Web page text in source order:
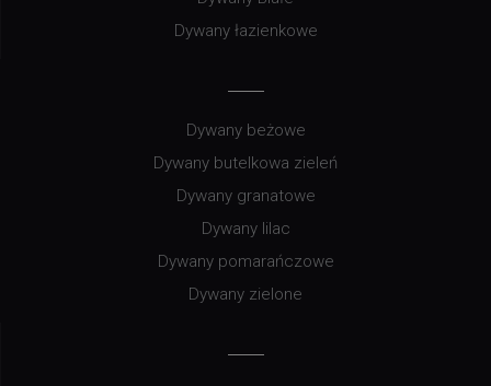
Dywany łazienkowe
Dywany beżowe
Dywany butelkowa zieleń
Dywany granatowe
Dywany lilac
Dywany pomarańczowe
Dywany zielone